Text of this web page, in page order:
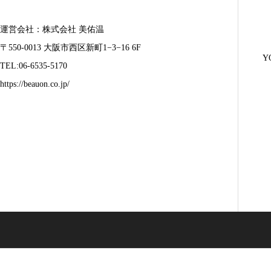
運営会社：株式会社 美佑温
〒550-0013 大阪市西区新町1−3−16 6F
TEL:06-6535-5170
https://beauon.co.jp/